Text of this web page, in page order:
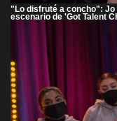
"Lo disfruté a concho":
escenario de 'Got Talent